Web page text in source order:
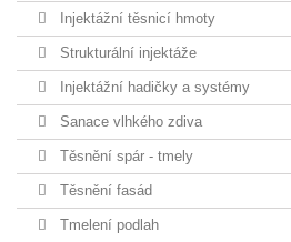
Injektážní těsnicí hmoty
Strukturální injektáže
Injektážní hadičky a systémy
Sanace vlhkého zdiva
Těsnění spár - tmely
Těsnění fasád
Tmelení podlah